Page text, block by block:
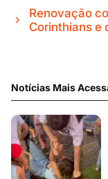
Renovação
Corinthians e
Notícias Mais